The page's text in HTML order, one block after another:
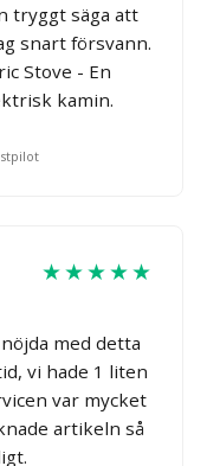
tryggt säga att
snart försvann.
Stove - En
kamin.
★★★★★
med detta
vi hade 1 liten
var mycket
artikeln så